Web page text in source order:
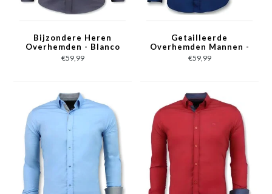
Bijzondere Heren
Overhemden - Blanco
Blouse - 3042 - Grijs
€59,99
Getailleerde
Overhemden Mannen -
Blanco Blouse - 3041 -
Blauw
€59,99